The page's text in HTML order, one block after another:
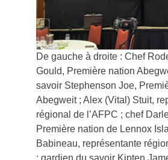
De gauche à droite : Chef
Gould, Première nation
savoir Stephenson Joe,
Abegweit ; Alex (Vital) Stuit,
régional de l’AFPC ; chef
Première nation de Lennox
Babineau, représentante